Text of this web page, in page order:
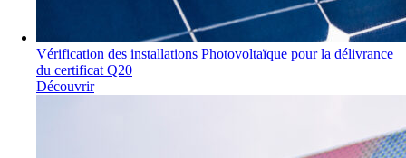
Vérification des installations Photovoltaïque pour la délivrance
du certificat Q20
Découvrir